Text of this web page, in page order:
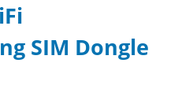
SIM Dongle